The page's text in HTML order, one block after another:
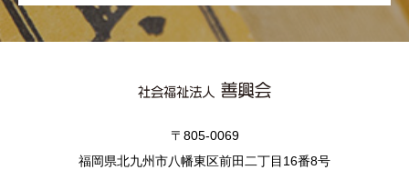
〒805-0069
福岡県北九州市八幡東区前田二丁目16番8号